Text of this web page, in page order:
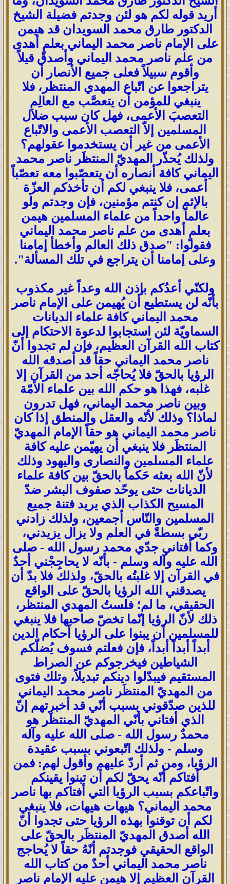
أريد قوله لكم هو لئن وجدتم فضيلة الشيخ
الدكتور طارق محمد السويدان قد هيمن
على الإمام ناصر محمد اليماني بعلمٍ أهدى
من علم ناصر محمد اليماني وأصدق قيلاً
وأقوم سبيلاً فعلى جميع الأنصار أن
يتراجعوا عن اتّباع المهدي المنتظر، فلا
ينبغي للمؤمن أن يتعصَّب مع العالِمِ
التعصبَ الأعمى، فهل كان سبب ضلال
المسلمين إلاّ التعصب الأعمى والاتّباع
الأعمى من غير أن يستخدموا عقولهم؟
ولذلك يُحذّر المهديّ المنتظَر ناصر محمد
اليماني كافة أنصاره أن يتعصّبوا معه تعصّباً
أعمى، فلا ينبغي لكم أن تأخذكم العزّة
بالإثم إن كنتم مؤمنين، فإن وجدتم ولو
عالماً واحداً من علماء المسلمين هيمن
بعلمٍ أهدى من علم ناصر محمد اليماني
فقولوا: "صدق ذلك العالم وأخطأ إمامنا
وعلى إمامنا أن يتراجع في تلك المسألة".
ولكنّي أعدُكم بإذن الله وعداً غير مكذوب
بأنّه لن يستطيع أن يُهيمن على الإمام ناصر
محمد اليماني كافة علماء الديانات
السماويّة لئن استجابوا لدعوة الاحتكام إلى
كتاب الله القرآن العظيم، فإن لم تجدوا أنّ
ناصر محمد اليماني حقاً قد أصدقه الله
الرؤيا بالحقّ فلا يُحاجّه أحد من القرآن إلا
غلبه، فهذا هو حكم الله بين علماء الأمّة
وبين ناصر محمد اليماني، فهل تدرون
لماذا؟ وذلك لأنّه والعقل والمنطق إذا كان
ناصر محمد اليماني هو حقاً الإمام المهديّ
المنتظَر فلا ينبغي أن يهيّمن عليه كافة
علماء المسلمين والنصارى واليهود وذلك
لأنّ الله بعثه حَكماً بالحقّ بين كافة علماء
الديانات حتى يوحّد صفوف البشر ضدّ
المسيح الكذاب الذي يريد فتنة جميع
المسلمين والنّاس أجمعين، ولذلك زادني
ربّي بسطةً في العلم ولا يزال يزيدني،
وكما أفتاني جدّي محمد رسول الله - صلى
الله عليه وآله وسلم - بأنّه لا يحاجِجْني أحدٌ
في القرآن إلا غلبتُه بالحقّ، ولذلك فلا بدّ أن
يصدقني الله الرؤيا بالحقّ على الواقع
الحقيقي، ما لم؛ فلستُ المهدي المنتظر،
ذلك لأنّ الرؤيا إنّما تخصّ صاحبها فلا ينبغي
للمسلمين أن يبنوا على الرؤيا أحكام الدين
أبداً أبداً أبداً، فإن فعلتم فسوف يُضلّكم
الشياطين فيخرجوكم عن الصراط
المستقيم فيبدّلوا دينكم تبديلاً، وتلك فتوى
من المهديّ المنتظَر ناصر محمد اليماني
للذين صدّقوني بسبب أنّي قد أخبرتهم إنّ
الذي أفتاني بأنّي المهديّ المنتظَر هو
محمدٌ رسول الله - صلى الله عليه وآله
وسلم - ولذلك اتّبعوني بسبب عقيدة
الرؤيا، ومن ثم أردّ عليهم وأقول لهم: فمن
أفتاكم أنّه يحقّ لكم أن تبنوا يقينكم
واتّباعكم بسبب الرؤيا التي أفتاكم بها ناصر
محمد اليماني؟ هيهات هيهات، فلا ينبغي
لكم أن توقنوا بهذه الرؤيا حتى تجدوا أنّ
الله أصدق المهديّ المنتظَر بالحقّ على
الواقع الحقيقي فوجدتم أنّهُ حقاً لا يُحاجج
ناصر محمد اليماني أحدٌ من كتاب الله
القرآن العظيم إلا هيمن عليه الإمام ناصر